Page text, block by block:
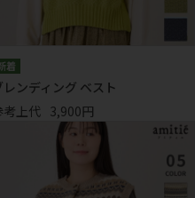
レンディング ベスト
考上代 3,900円